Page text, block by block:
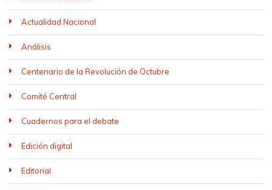
Actualidad Nacional
Análisis
Centenario de la Revolución de Octubre
Comité Central
Cuadernos para el debate
Edición digital
Editorial